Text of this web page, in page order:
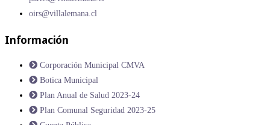
oirs@villalemana.cl
Información
Corporación Municipal CMVA
Botica Municipal
Plan Anual de Salud 2023-24
Plan Comunal Seguridad 2023-25